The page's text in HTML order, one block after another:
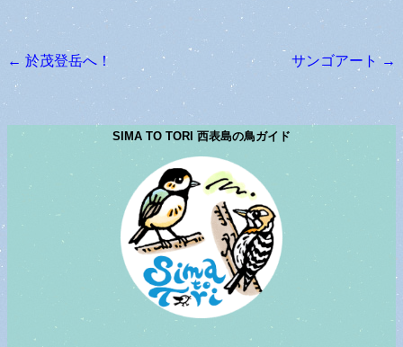
投稿ナビゲーション
← 於茂登岳へ！ サンゴアート→
SIMA TO TORI 西表島の鳥ガイド